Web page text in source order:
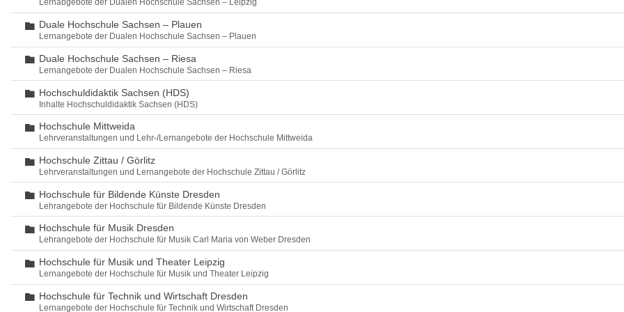
Lernabgebote der Dualen Hochschule Sachsen – Leipzig
Ordner
Duale Hochschule Sachsen – Plauen
Lernangebote der Dualen Hochschule Sachsen – Plauen
Ordner
Duale Hochschule Sachsen – Riesa
Lernangebote der Dualen Hochschule Sachsen – Riesa
Ordner
Hochschuldidaktik Sachsen (HDS)
Inhalte Hochschuldidaktik Sachsen (HDS)
Ordner
Hochschule Mittweida
Lehrveranstaltungen und Lehr-/Lernangebote der Hochschule Mittweida
Ordner
Hochschule Zittau / Görlitz
Lehrveranstaltungen und Lernangebote der Hochschule Zittau / Görlitz
Ordner
Hochschule für Bildende Künste Dresden
Lehrangebote der Hochschule für Bildende Künste Dresden
Ordner
Hochschule für Musik Dresden
Lehrangebote der Hochschule für Musik Carl Maria von Weber Dresden
Ordner
Hochschule für Musik und Theater Leipzig
Lernangebote der Hochschule für Musik und Theater Leipzig
Ordner
Hochschule für Technik und Wirtschaft Dresden
Lernangebote der Hochschule für Technik und Wirtschaft Dresden